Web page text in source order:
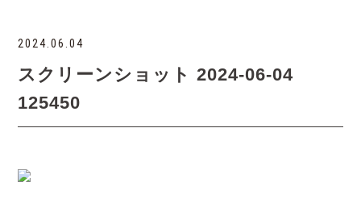
2024.06.04
スクリーンショット 2024-06-04
125450